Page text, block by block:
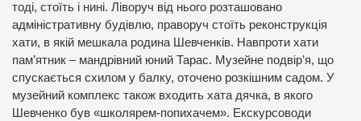
тоді, стоїть і нині. Ліворуч від нього розташовано
адміністративну будівлю, праворуч стоїть реконструкція
хати, в якій мешкала родина Шевченків. Навпроти хати
пам’ятник – мандрівний юний Тарас. Музейне подвір’я, що
спускається схилом у балку, оточено розкішним садом. У
музейний комплекс також входить хата дячка, в якого
Шевченко був «школярем-попихачем». Екскурсоводи